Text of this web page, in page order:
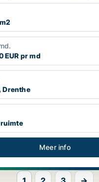
EUR pr md
Drenthe
Meer info